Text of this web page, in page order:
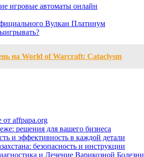
игровые автоматы онлайн
Вулкан Платинум
на World of Warcraft: Cataclysm
от affpapa.org
решения для вашего бизнеса
и эффективность в каждой детали
безопасность и инструкции
и Лечение Варикозной Болезни